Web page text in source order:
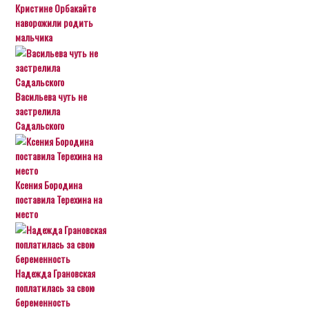
Кристине Орбакайте
наворожили родить
мальчика
Васильева чуть не
застрелила
Садальского
Ксения Бородина
поставила Терехина на
место
Надежда Грановская
поплатилась за свою
беременность